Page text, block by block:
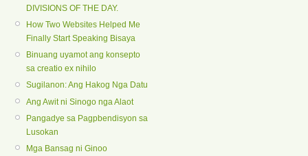
DIVISIONS OF THE DAY.
How Two Websites Helped Me
Finally Start Speaking Bisaya
Binuang uyamot ang konsepto
sa creatio ex nihilo
Sugilanon: Ang Hakog Nga Datu
Ang Awit ni Sinogo nga Alaot
Pangadye sa Pagpbendisyon sa
Lusokan
Mga Bansag ni Ginoo